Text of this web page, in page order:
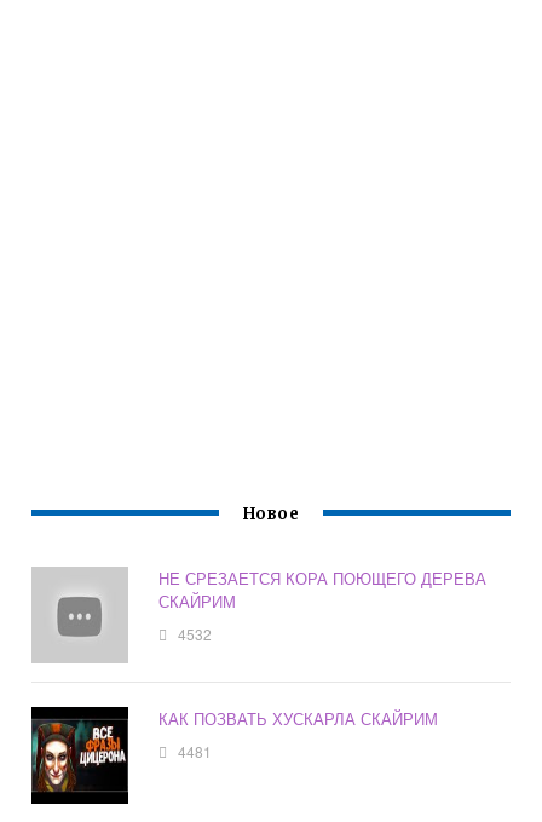
Новое
НЕ СРЕЗАЕТСЯ КОРА ПОЮЩЕГО ДЕРЕВА
СКАЙРИМ
4532
КАК ПОЗВАТЬ ХУСКАРЛА СКАЙРИМ
4481